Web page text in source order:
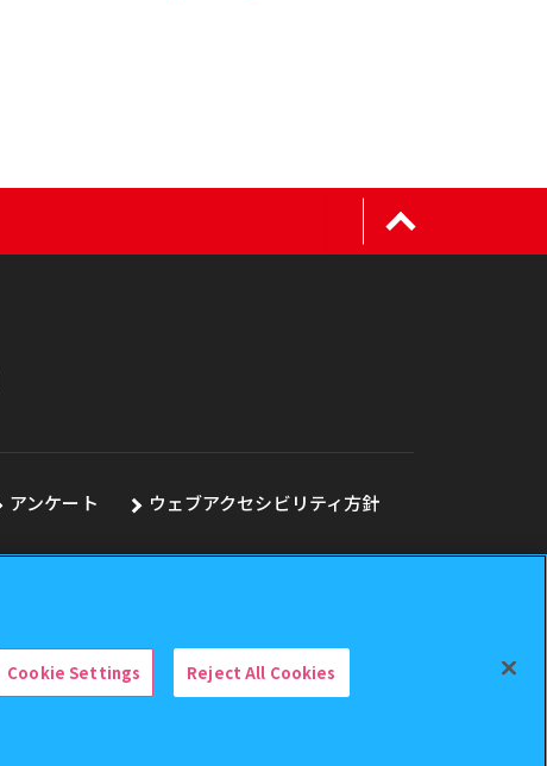
アンケート
ウェブアクセシビリティ方針
Cookie Settings Reject All Cookies